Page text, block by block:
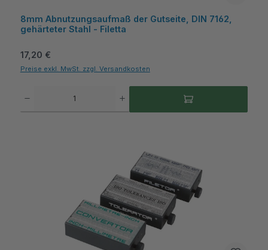
8mm Abnutzungsaufmaß der Gutseite, DIN 7162,
gehärteter Stahl - Filetta
Regulärer Preis:
17,20 €
Preise exkl. MwSt. zzgl. Versandkosten